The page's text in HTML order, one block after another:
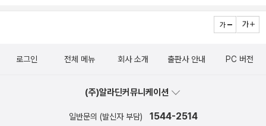
로그인 전체 메뉴 회사 소개 출판사 안내 PC 버전
(주)알라딘커뮤니케이션
일반문의 (발신자 부담) 1544-2514